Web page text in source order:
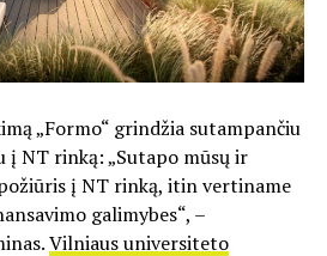
„Formo“ grindžia sutampančiu
į NT rinką: „Sutapo mūsų ir
į NT rinką, itin vertiname
galimybes“, –
Vilniaus universiteto